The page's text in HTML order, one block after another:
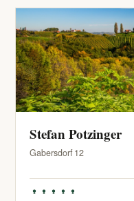
Stefan Potzinger
Gabersdorf 12